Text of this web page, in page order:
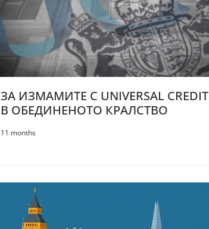
ЗА ИЗМАМИТЕ С UNIVERSAL CREDIT
В ОБЕДИНЕНОТО КРАЛСТВО
11 months